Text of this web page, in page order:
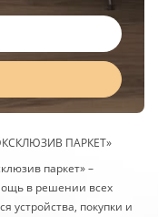
ПАРКЕТ»
паркет» –
в решении всех
устройства, покупки и